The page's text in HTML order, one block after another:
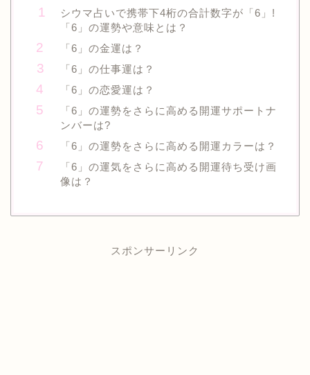
シウマ占いで携帯下4桁の合計数字が「6」!
「6」の運勢や意味とは？
「6」の金運は？
「6」の仕事運は？
「6」の恋愛運は？
「6」の運勢をさらに高める開運サポートナ
ンバーは?
「6」の運勢をさらに高める開運カラーは？
「6」の運気をさらに高める開運待ち受け画
像は？
スポンサーリンク